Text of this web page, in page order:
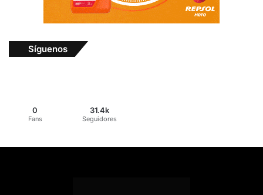
Síguenos
0
Fans
31.4k
Seguidores